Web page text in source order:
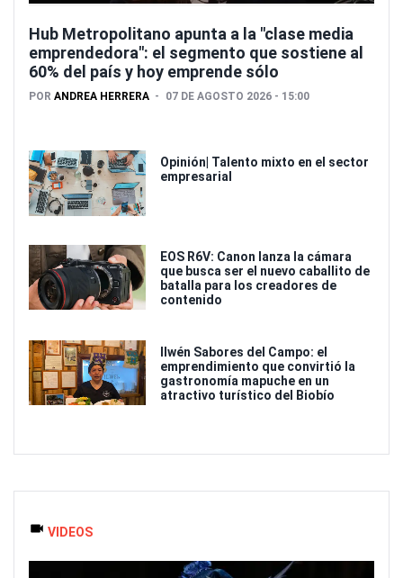
Hub Metropolitano apunta a la "clase media
emprendedora": el segmento que sostiene al
60% del país y hoy emprende sólo
POR ANDREA HERRERA 07 DE AGOSTO 2026 - 15:00
Opinión| Talento mixto en el sector
empresarial
EOS R6V: Canon lanza la cámara
que busca ser el nuevo caballito de
batalla para los creadores de
contenido
Ilwén Sabores del Campo: el
emprendimiento que convirtió la
gastronomía mapuche en un
atractivo turístico del Biobío
VIDEOS